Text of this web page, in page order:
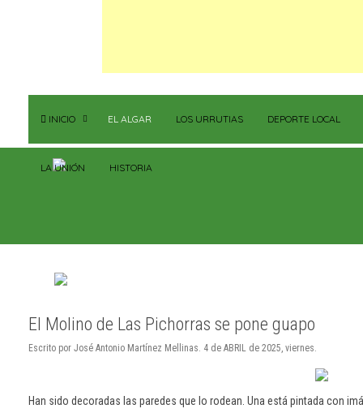
INICIO EL ALGAR LOS URRUTIAS DEPORTE LOCAL
LA UNIÓN HISTORIA
El Molino de Las Pichorras se pone guapo
Escrito por José Antonio Martínez Mellinas. 4 de ABRIL de 2025, viernes.
Han sido decoradas las paredes que lo rodean. Una está pintada con